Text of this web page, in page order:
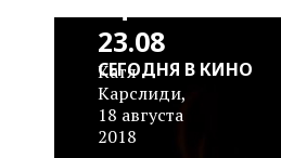
23.08
Катя
Карслиди,
18 августа
2018
СЕГОДНЯ В КИНО